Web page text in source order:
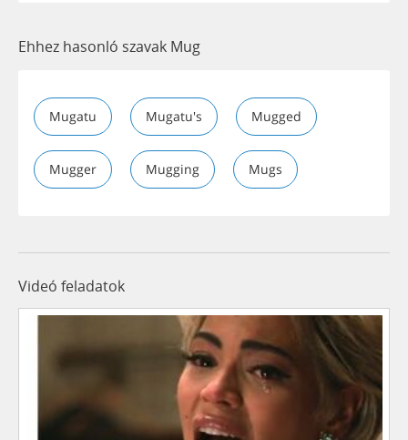
Ehhez hasonló szavak Mug
Mugatu Mugatu's Mugged
Mugger Mugging Mugs
Videó feladatok